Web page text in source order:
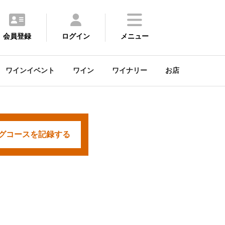
会員登録 ログイン メニュー
ワインイベント ワイン ワイナリー お店
コースを記録する